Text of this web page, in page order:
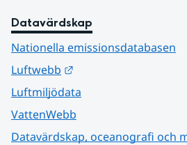
Datavärdskap
Nationella emissionsdatabasen
Luftwebb
Luftmiljödata
VattenWebb
Datavärdskap, oceanografi och